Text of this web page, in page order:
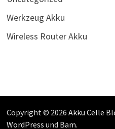
Werkzeug Akku
Wireless Router Akku
Copyright © 2026 Akku Celle
WordPress und Bam.